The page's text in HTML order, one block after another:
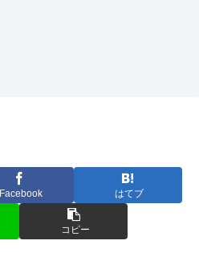
Facebook はてブ
コピー